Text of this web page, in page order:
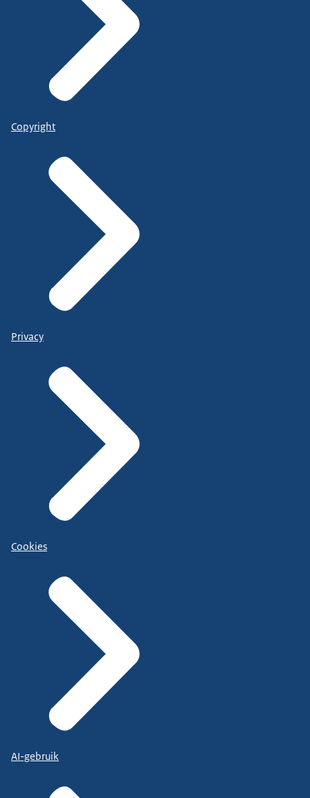
Copyright
Privacy
Cookies
AI-gebruik